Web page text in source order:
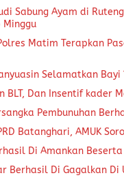
Sabung Ayam di
Minggu
Matim Terapkan
Selamatkan Bayi
BLT, Dan Insentif kader
Pembunuhan
Batanghari, AMUK
Di Amankan
Berhasil Di Gagalkan Di